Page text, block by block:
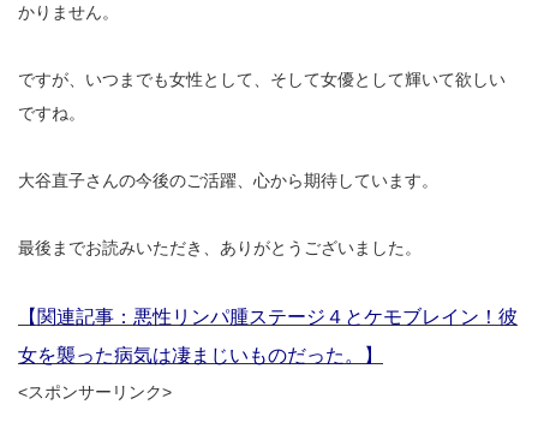
かりません。
ですが、いつまでも女性として、そして女優として輝いて欲しい
ですね。
大谷直子さんの今後のご活躍、心から期待しています。
最後までお読みいただき、ありがとうございました。
【関連記事：悪性リンパ腫ステージ４とケモブレイン！彼
女を襲った病気は凄まじいものだった。】
<スポンサーリンク>